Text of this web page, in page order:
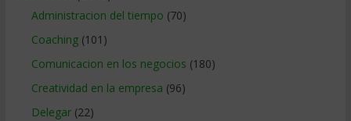
Administracion del tiempo (70)
Coaching(101)
Comunicacion en los negocios (180)
Creatividad en la empresa (96)
Delegar(22)